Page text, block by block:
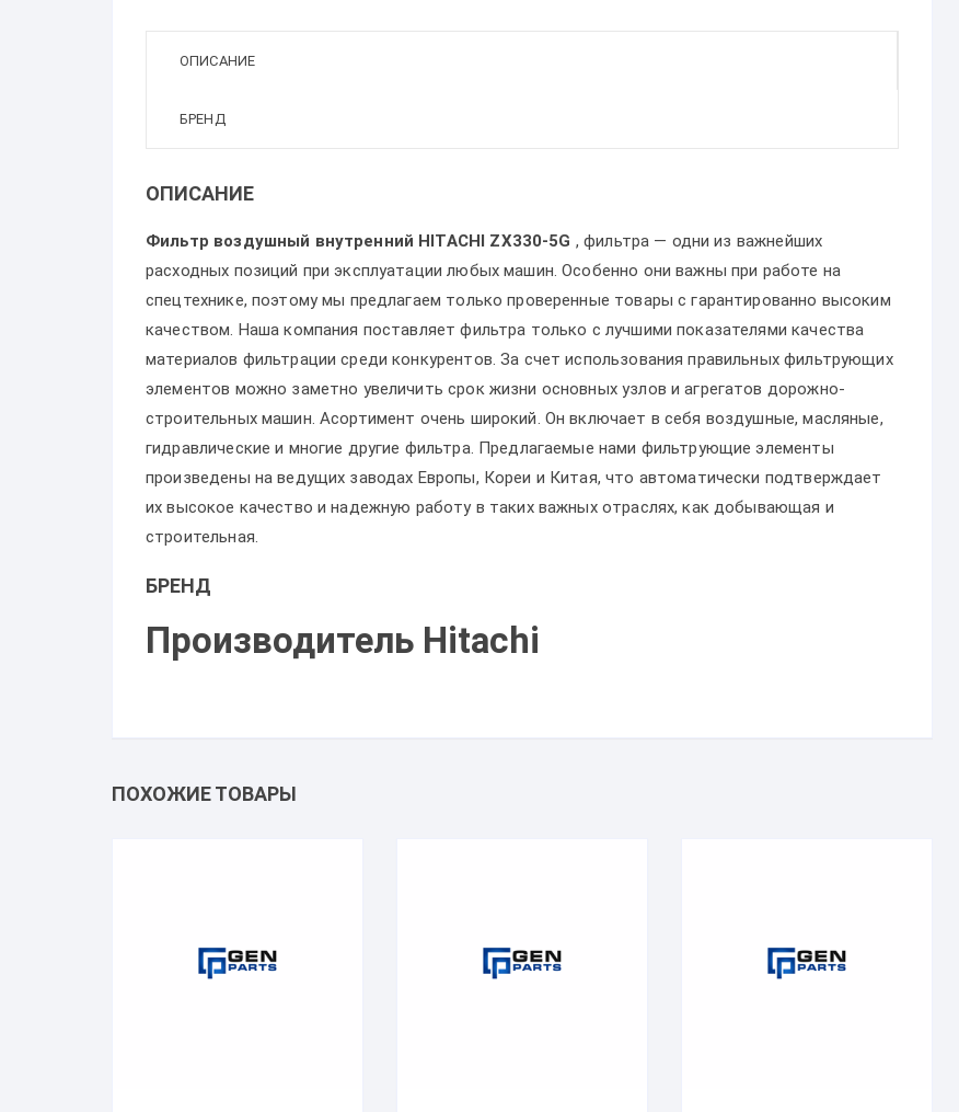
ОПИСАНИЕ
БРЕНД
ОПИСАНИЕ
Фильтр воздушный внутренний HITACHI ZX330-5G , фильтра — одни из важнейших
расходных позиций при эксплуатации любых машин. Особенно они важны при работе на
спецтехнике, поэтому мы предлагаем только проверенные товары с гарантированно высоким
качеством. Наша компания поставляет фильтра только с лучшими показателями качества
материалов фильтрации среди конкурентов. За счет использования правильных фильтрующих
элементов можно заметно увеличить срок жизни основных узлов и агрегатов дорожно-
строительных машин. Асортимент очень широкий. Он включает в себя воздушные, масляные,
гидравлические и многие другие фильтра. Предлагаемые нами фильтрующие элементы
произведены на ведущих заводах Европы, Кореи и Китая, что автоматически подтверждает
их высокое качество и надежную работу в таких важных отраслях, как добывающая и
строительная.
БРЕНД
Производитель Hitachi
ПОХОЖИЕ ТОВАРЫ